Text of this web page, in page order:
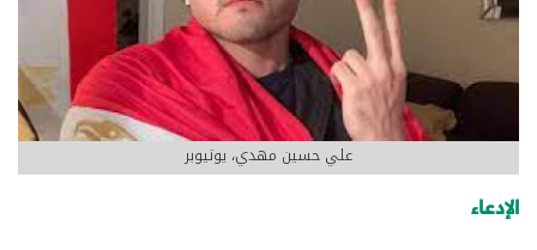
علي حسين مهدي، يوتيوبر
الإدعاء